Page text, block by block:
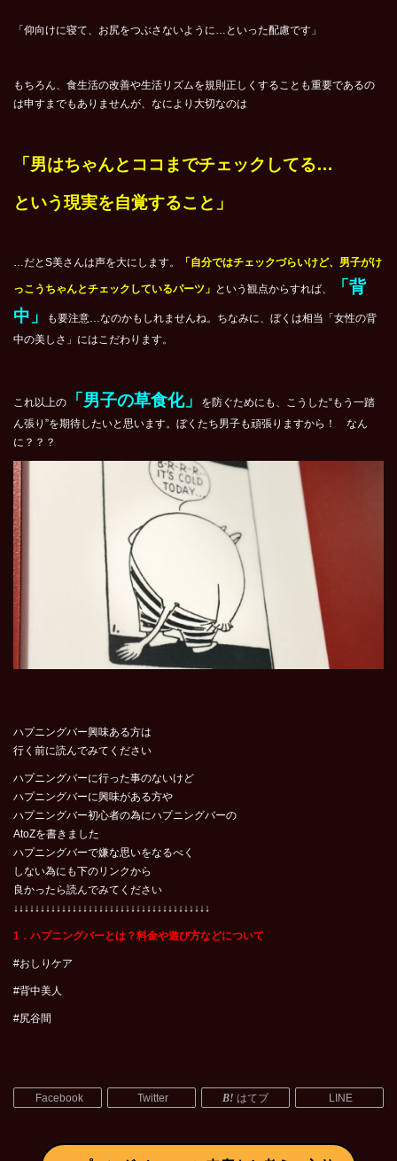
「仰向けに寝て、お尻をつぶさないように…といった配慮です」
もちろん、食生活の改善や生活リズムを規則正しくすることも重要であるの
は申すまでもありませんが、なにより大切なのは
「男はちゃんとココまでチェックしてる…
という現実を自覚すること 」
…だとS美さんは声を大にします。 「自分ではチェックづらいけど、男子がけ
っこうちゃんとチェックしているパーツ」 という観点からすれば、
「背
中」
も要注意…なのかもしれませんね。ちなみに、ぼくは相当「女性の背
中の美しさ」にはこだわります。
これ以上の 「男子の草食化」
を防ぐためにも、こうした“もう一踏
ん張り”を期待したいと思います。ぼくたち男子も頑張りますから！ なん
に？？？
ハプニングバー興味ある方は
行く前に読んでみてください
ハプニングバーに行った事のないけど
ハプニングバーに興味がある方や
ハプニングバー初心者の為にハプニングバーの
AtoZを書きました
ハプニングバーで嫌な思いをなるべく
しない為にも下のリンクから
良かったら読んでみてください
↓↓↓↓↓↓↓↓↓↓↓↓↓↓↓↓↓↓↓↓↓↓↓↓↓↓↓↓↓↓↓↓↓↓↓↓↓
1．ハプニングバーとは？料金や遊び方などについて
#おしりケア
#背中美人
#尻谷間
Facebook Twitter はてブ LINE